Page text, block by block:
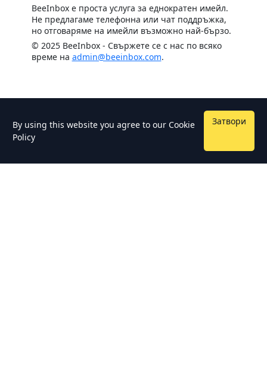
BeeInbox е проста услуга за еднократен имейл.
Не предлагаме телефонна или чат поддръжка,
но отговаряме на имейли възможно най-бързо.
© 2025 BeeInbox - Свържете се с нас по всяко
време на admin@beeinbox.com.
By using this website you agree to our Cookie
Policy
Затвори